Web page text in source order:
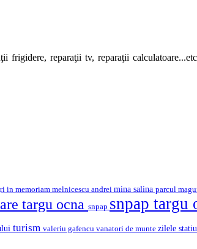
frigidere, reparaţii tv, reparaţii
in memoriam melnicescu andrei mina salina parcul
targu ocna snpap snpap targu
turism valeriu gafencu vanatori de munte zilele